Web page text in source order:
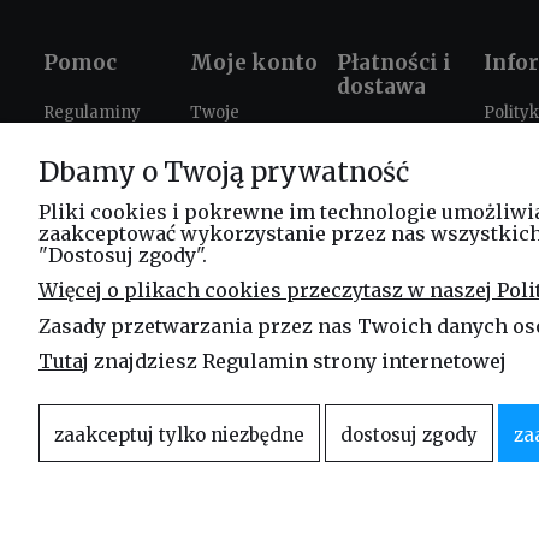
Pomoc
Regulaminy
plików cookies
Zwroty i
reklamacje
FAQ
Moje konto
Twoje
Ustawienia
konta
Płatności i
dostawa
Czas i koszty
Blog
Dbamy o Twoją prywatność
Pliki cookies i pokrewne im technologie
zaakceptować wykorzystanie przez nas
"Dostosuj zgody".
Więcej o plikach cookies przeczytasz w naszej
Zasady przetwarzania przez nas Twoich danych
Tutaj znajdziesz Regulamin strony internetowej
zaakceptuj tylko niezbędne dostosuj zgody